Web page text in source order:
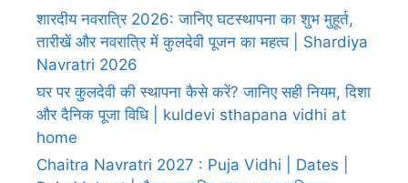
शारदीय नवरात्रि 2026: जानिए घटस्थापना का शुभ मुहूर्त,
तारीखें और नवरात्रि में कुलदेवी पूजन का महत्व | Shardiya
Navratri 2026
घर पर कुलदेवी की स्थापना कैसे करें? जानिए सही नियम, दिशा
और दैनिक पूजा विधि | kuldevi sthapana vidhi at
home
Chaitra Navratri 2027 : Puja Vidhi | Dates |